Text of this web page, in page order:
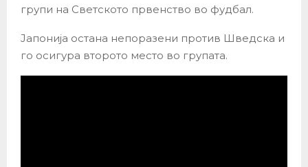
групи на Светското првенство во фудбал.
Јапонија остана непоразени против Шведска и
го осигура второто место во групата.